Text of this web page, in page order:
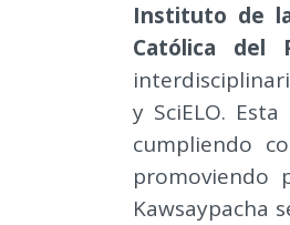
Instituto de
Católica del
y SciELO.
cumpliendo
promoviendo
Kawsaypacha